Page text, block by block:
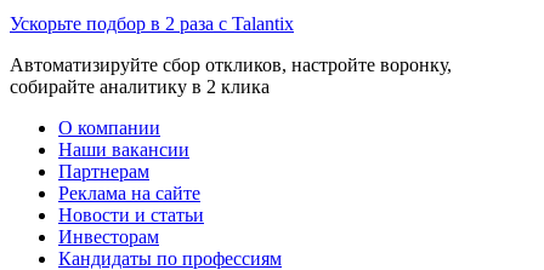
Ускорьте подбор в 2 раза с Talantix
Автоматизируйте сбор откликов, настройте воронку,
собирайте аналитику в 2 клика
О компании
Наши вакансии
Партнерам
Реклама на сайте
Новости и статьи
Инвесторам
Кандидаты по профессиям